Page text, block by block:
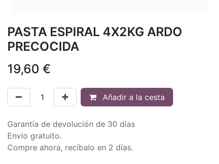
PASTA ESPIRAL 4X2KG ARDO
PRECOCIDA
19,60 €
Añadir a la cesta
Garantía de devolución de 30 días
Envío gratuito.
Compre ahora, recíbalo en 2 días.